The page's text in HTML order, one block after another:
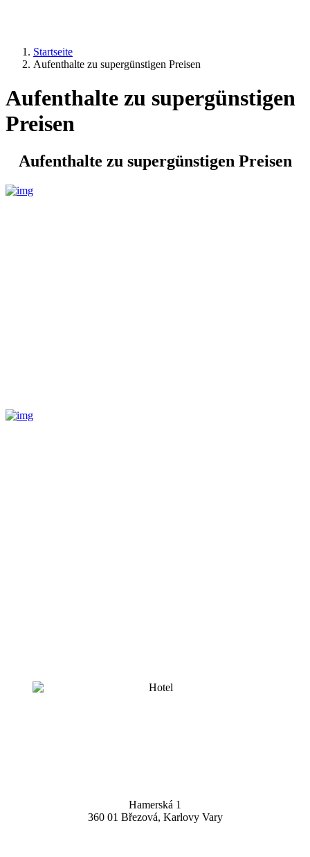
Startseite
Aufenthalte zu supergünstigen Preisen
Aufenthalte zu supergünstigen
Preisen
Aufenthalte zu supergünstigen Preisen
Hamerská 1
360 01 Březová, Karlovy Vary